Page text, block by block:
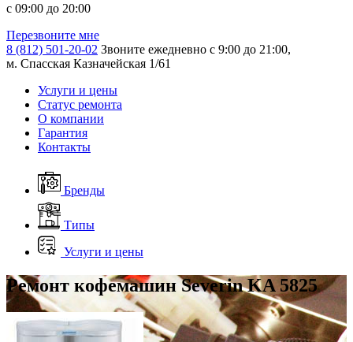
c 09:00 до 20:00
Перезвоните мне
8 (812) 501-20-02 Звоните ежедневно с 9:00 до 21:00,
м. Спасская Казначейская 1/61
Услуги и цены
Статус ремонта
О компании
Гарантия
Контакты
Бренды
Типы
Услуги и цены
Ремонт кофемашин Severin KA 5825